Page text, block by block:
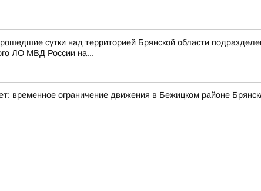
сутки над территорией Брянской области
ЛО МВД России на...
временное ограничение движения в Бежицком районе